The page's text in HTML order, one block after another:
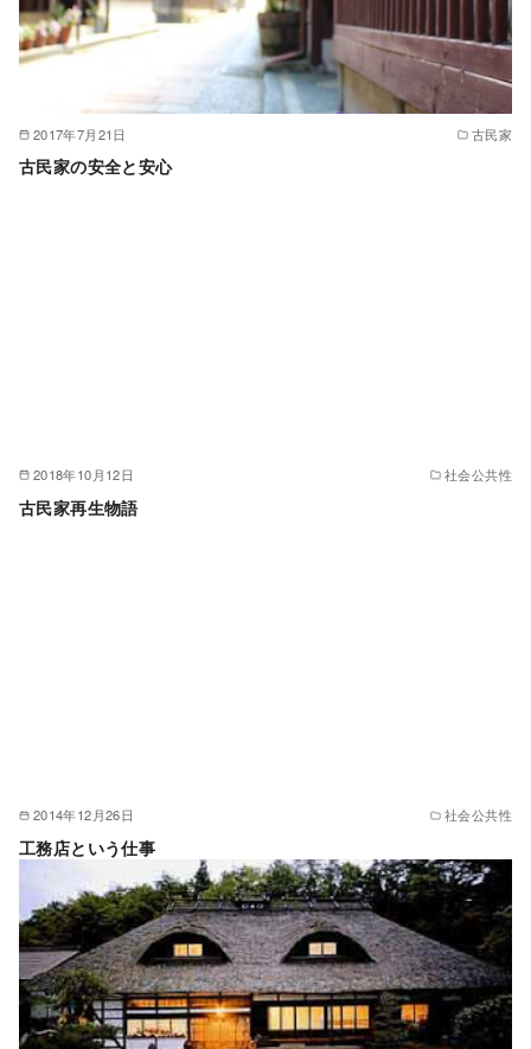
2017年7月21日 古民家
古民家の安全と安心
2018年10月12日 社会公共性
古民家再生物語
2014年12月26日 社会公共性
工務店という仕事